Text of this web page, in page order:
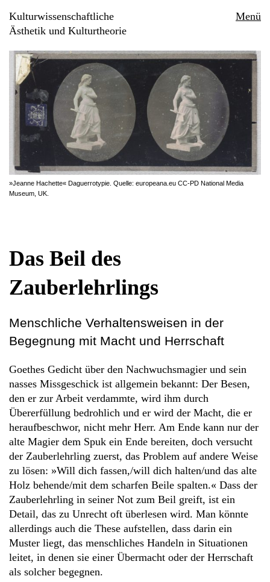
Kulturwissenschaftliche
Ästhetik und Kulturtheorie
Menü
»Jeanne Hachette« Daguerrotypie. Quelle: europeana.eu CC-PD National Media
Museum, UK.
Das Beil des
Zauberlehrlings
Menschliche Verhaltensweisen in der
Begegnung mit Macht und Herrschaft
Goethes Gedicht über den Nachwuchsmagier und sein
nasses Missgeschick ist allgemein bekannt: Der Besen,
den er zur Arbeit verdammte, wird ihm durch
Übererfüllung bedrohlich und er wird der Macht, die er
heraufbeschwor, nicht mehr Herr. Am Ende kann nur der
alte Magier dem Spuk ein Ende bereiten, doch versucht
der Zauberlehrling zuerst, das Problem auf andere Weise
zu lösen: »Will dich fassen,/will dich halten/und das alte
Holz behende/mit dem scharfen Beile spalten.« Dass der
Zauberlehrling in seiner Not zum Beil greift, ist ein
Detail, das zu Unrecht oft überlesen wird. Man könnte
allerdings auch die These aufstellen, dass darin ein
Muster liegt, das menschliches Handeln in Situationen
leitet, in denen sie einer Übermacht oder der Herrschaft
als solcher begegnen.